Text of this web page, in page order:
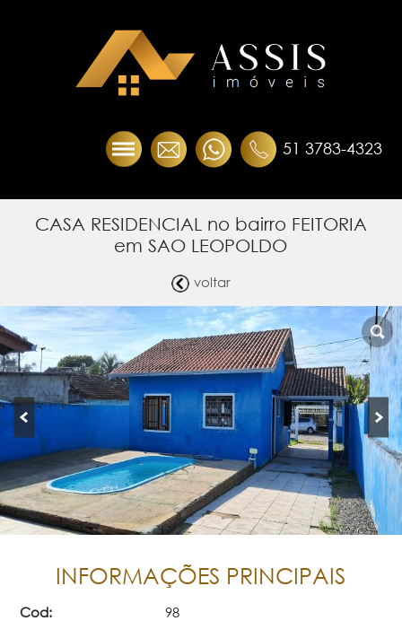
51 3783-4323
CASA RESIDENCIAL no bairro FEITORIA
em SAO LEOPOLDO
voltar
INFORMAÇÕES PRINCIPAIS
Cod:
98